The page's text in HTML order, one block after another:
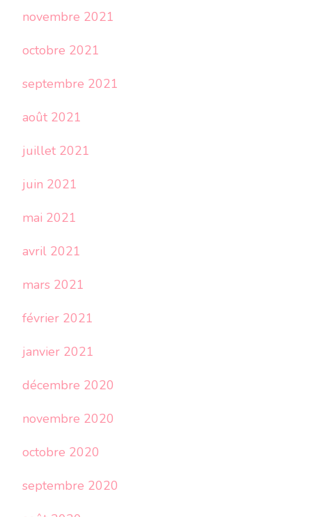
novembre 2021
octobre 2021
septembre 2021
août 2021
juillet 2021
juin 2021
mai 2021
avril 2021
mars 2021
février 2021
janvier 2021
décembre 2020
novembre 2020
octobre 2020
septembre 2020